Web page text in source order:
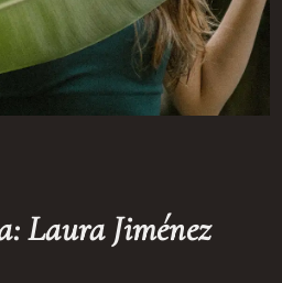
Laura Jiménez